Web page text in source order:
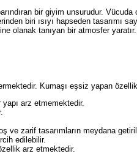
bir giyim unsurudur.
biri ısıyı hapseden tasarımı
olanak tanıyan bir atmosfer yaratır.
Kumaşı eşsiz yapan
arz etmemektedir.
ve zarif tasarımların meydana
edilebilir.
arz etmektedir.